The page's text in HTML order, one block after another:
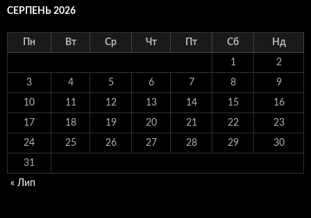
СЕРПЕНЬ 2026
Пн Вт Ср Чт Пт Сб Нд
1 2
3 4 5 6 7 8 9
10 11 12 13 14 15 16
17 18 19 20 21 22 23
24 25 26 27 28 29 30
31
« Лип